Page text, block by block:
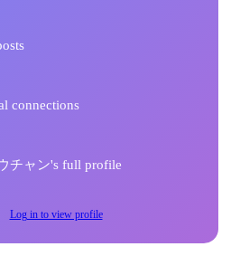
connections
チャン's full profile
Log in to view profile